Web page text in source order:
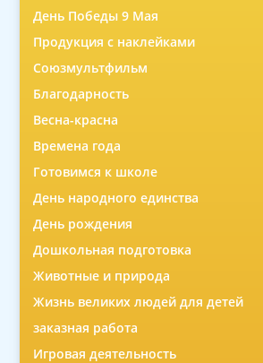
День Победы 9 Мая
Продукция с наклейками
Союзмультфильм
Благодарность
Весна-красна
Времена года
Готовимся к школе
День народного единства
День рождения
Дошкольная подготовка
Животные и природа
Жизнь великих людей для детей
заказная работа
Игровая деятельность